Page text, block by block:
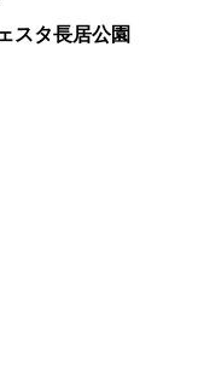
スタ長居公園